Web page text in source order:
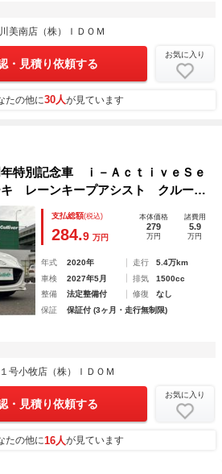
美南店（株）ＩＤＯＭ
・見積り依頼する
お気に入り
たの他に30人が見ています
特別記念車 ｉ－ＡｃｔｉｖｅＳｅ
レーンキープアシスト クルーズ
ビーム 革巻きステアリング ステ
ートヒーター コーナーセンサー
支払総額(税込)
284.9 万円
本体価格
279
万円
諸費用
5.9
万円
年式 2020年 走行
5.4万km
車検
2027年5月 排気
1500cc
整備
法定整備付 修復
なし
保証
保証付 (3ヶ月・走行無制限)
号小牧店（株）ＩＤＯＭ
・見積り依頼する
お気に入り
たの他に16人が見ています